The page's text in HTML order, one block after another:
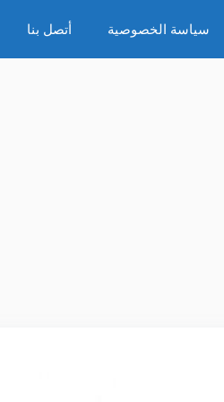
سياسة الخصوصية أتصل بنا